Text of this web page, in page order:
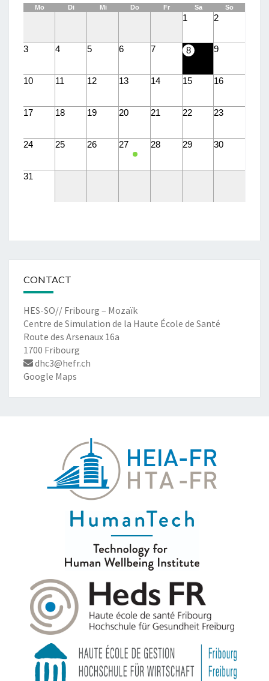
Mo Di Mi Do Fr Sa So
1 2
3 4 5 6 7 8 9
10 11 12 13 14 15 16
17 18 19 20 21 22 23
24 25 26 27 28 29 30
31
CONTACT
HES-SO// Fribourg – Mozaïk
Centre de Simulation de la Haute École de Santé
Route des Arsenaux 16a
1700 Fribourg
dhc3@hefr.ch
Google Maps